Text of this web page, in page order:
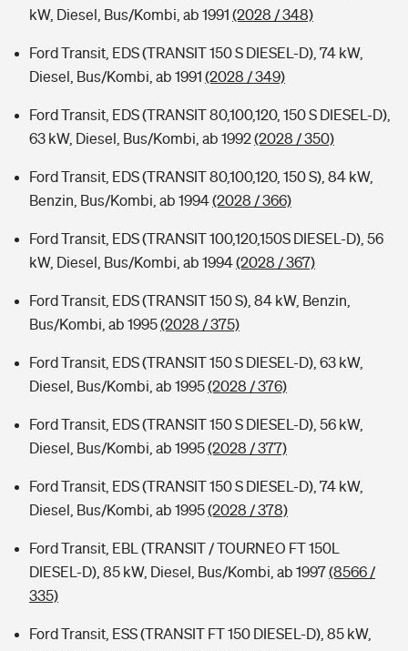
kW, Diesel, Bus/Kombi, ab 1991 (2028 / 348)
Ford Transit, EDS (TRANSIT 150 S DIESEL-D), 74 kW,
Diesel, Bus/Kombi, ab 1991 (2028 / 349)
Ford Transit, EDS (TRANSIT 80,100,120, 150 S DIESEL-D),
63 kW, Diesel, Bus/Kombi, ab 1992(2028 / 350)
Ford Transit, EDS (TRANSIT 80,100,120, 150 S), 84 kW,
Benzin, Bus/Kombi, ab 1994(2028 / 366)
Ford Transit, EDS (TRANSIT 100,120,150S DIESEL-D), 56
kW, Diesel, Bus/Kombi, ab 1994(2028 / 367)
Ford Transit, EDS (TRANSIT 150 S), 84 kW, Benzin,
Bus/Kombi, ab 1995(2028 / 375)
Ford Transit, EDS (TRANSIT 150 S DIESEL-D), 63 kW,
Diesel, Bus/Kombi, ab 1995(2028 / 376)
Ford Transit, EDS (TRANSIT 150 S DIESEL-D), 56 kW,
Diesel, Bus/Kombi, ab 1995(2028 / 377)
Ford Transit, EDS (TRANSIT 150 S DIESEL-D), 74 kW,
Diesel, Bus/Kombi, ab 1995(2028 / 378)
Ford Transit, EBL (TRANSIT / TOURNEO FT 150L
DIESEL-D), 85 kW, Diesel, Bus/Kombi, ab 1997(8566 /
335)
Ford Transit, ESS (TRANSIT FT 150 DIESEL-D), 85 kW,